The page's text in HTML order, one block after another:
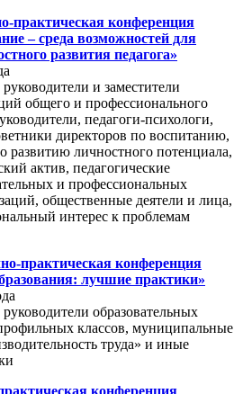
практическая конференция
– среда возможностей для
развития педагога»
руководители и заместители
общего и профессионального
педагоги-психологи,
директоров по воспитанию,
личностного потенциала,
актив, педагогические
и профессиональных
общественные деятели и лица,
интерес к проблемам
практическая конференция
лучшие практики»
руководители образовательных
классов, муниципальные
труда» и иные
конференция